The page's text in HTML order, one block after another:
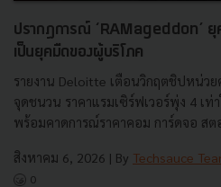
ปรากฏการณ์ ‘RAMageddon’
เป็นยุคมืดของผู้บริโภค
รายงาน Deloitte เตือนวิกฤตชิปหน่วย
จุดชนวน ราคาแรมเซิร์ฟเวอร์พุ่ง 4 เท่
พร้อมคาดการณ์ราคาคอม การ์ดจอ สต
สิงหาคม 6, 2026 | By Techsauce
0